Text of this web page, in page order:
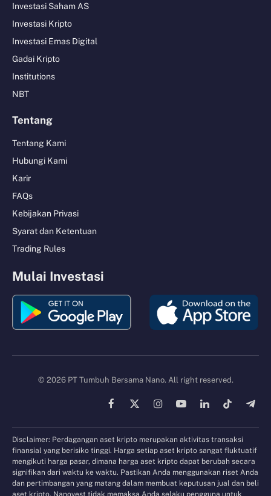
Investasi Saham AS
Investasi Kripto
Investasi Emas Digital
Gadai Kripto
Institutions
NBT
Tentang
Tentang Kami
Hubungi Kami
Karir
FAQs
Kebijakan Privasi
Syarat dan Ketentuan
Trading Rules
Mulai Investasi
© 2026 PT Tumbuh Bersama Nano. All right reserved.
Facebook
X
InstagramYouTubeLinkedInTikTok
Disclaimer: Perdagangan aset kripto merupakan aktivitas transaksi
finansial yang berisiko tinggi. Harga setiap aset kripto sangat fluktuatif
mengikuti harga pasar, dimana harga aset kripto dapat berubah secara
signifikan dari waktu ke waktu. Pastikan Anda menggunakan riset Anda
dan pertimbangan yang matang dalam membuat keputusan jual dan beli
aset kripto. Nanovest tidak memaksa Anda selaku pengguna untuk